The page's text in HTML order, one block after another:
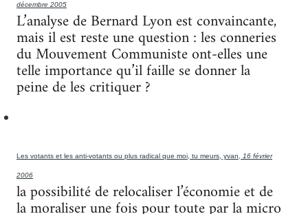
décembre 2005
L’analyse de Bernard Lyon est convaincante,
mais il est reste une question : les conneries
du Mouvement Communiste ont-elles une
telle importance qu’il faille se donner la
peine de les critiquer ?
Les votants et les anti-votants ou plus radical que moi, tu meurs, yvan, 16 février
2006
la possibilité de relocaliser l’économie et de